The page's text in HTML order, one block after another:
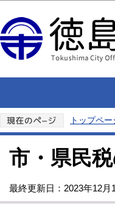
トップペー
市・県民
最終更新日：2023年12月